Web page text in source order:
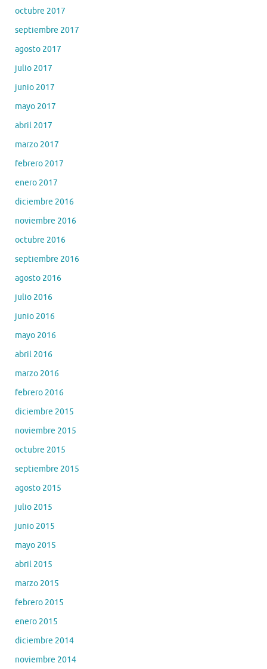
octubre 2017
septiembre 2017
agosto 2017
julio 2017
junio 2017
mayo 2017
abril 2017
marzo 2017
febrero 2017
enero 2017
diciembre 2016
noviembre 2016
octubre 2016
septiembre 2016
agosto 2016
julio 2016
junio 2016
mayo 2016
abril 2016
marzo 2016
febrero 2016
diciembre 2015
noviembre 2015
octubre 2015
septiembre 2015
agosto 2015
julio 2015
junio 2015
mayo 2015
abril 2015
marzo 2015
febrero 2015
enero 2015
diciembre 2014
noviembre 2014